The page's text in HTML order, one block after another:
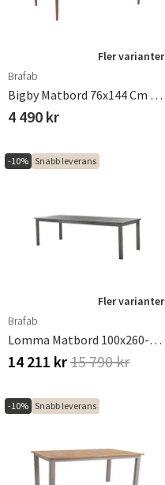
Fler varianter
Brafab
Bigby Matbord 76x144 Cm Zin Red
4 490 kr
-10% Snabb leverans
Fler varianter
Brafab
Lomma Matbord 100x260-380 Cm Antracit
14 211 kr15 790 kr
-10% Snabb leverans